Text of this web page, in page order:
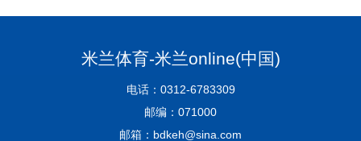
米兰体育-米兰online(中国)
电话：0312-6783309
邮编：071000
邮箱：bdkeh@sina.com